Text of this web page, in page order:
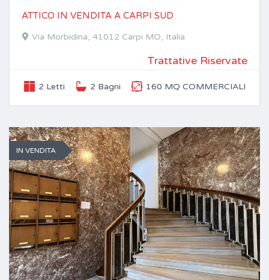
ATTICO IN VENDITA A CARPI SUD
Via Morbidina, 41012 Carpi MO, Italia
Trattative Riservate
2 Letti 2 Bagni 160 MQ COMMERCIALI
IN VENDITA